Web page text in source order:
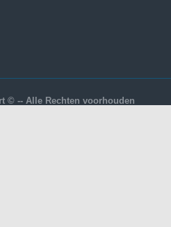
© -- Alle Rechten voorhouden